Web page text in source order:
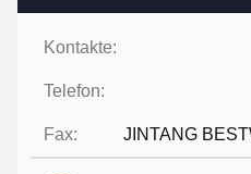
Kontakte:
Telefon:
Fax: JINTANG